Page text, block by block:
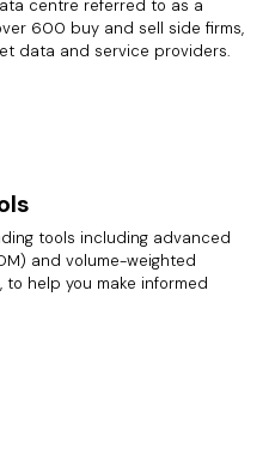
centre referred to as a
600 buy and sell side firms,
data and service providers.
tools including advanced
and volume-weighted
to help you make informed